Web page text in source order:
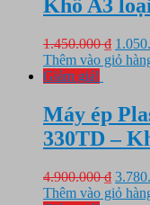
Khổ A3
1.450.000₫ Giá
gốc
Thêm vào giỏ
Giảm giá!
Máy ép
330TD –
4.900.000₫ Giá
gốc
Thêm vào giỏ